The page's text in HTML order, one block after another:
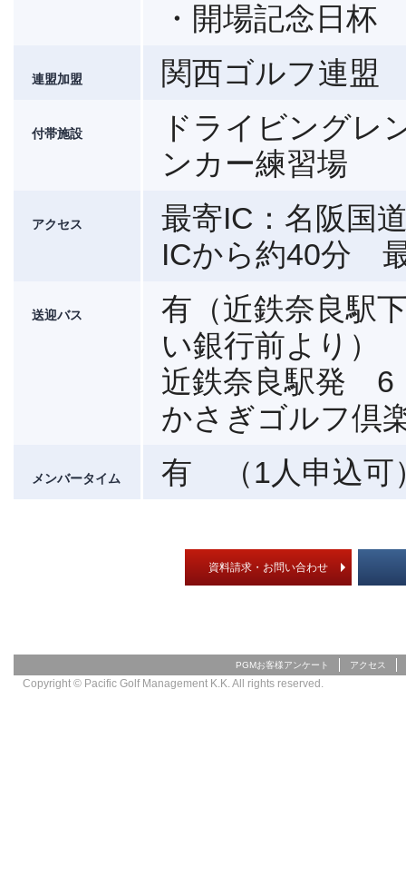
・開場記念日杯
連盟加盟 関西ゴルフ連盟
付帯施設
ドライビングレ
ンカー練習場
アクセス
最寄IC：名阪国
ICから約40分
送迎バス
有（近鉄奈良駅
い銀行前より）
近鉄奈良駅発 6
かさぎゴルフ倶
メンバータイム 有 （1人申
資料請求・お問い合わせ
PGMお客様アンケート アクセス
Copyright © Pacific Golf Management K.K. All rights reserved.